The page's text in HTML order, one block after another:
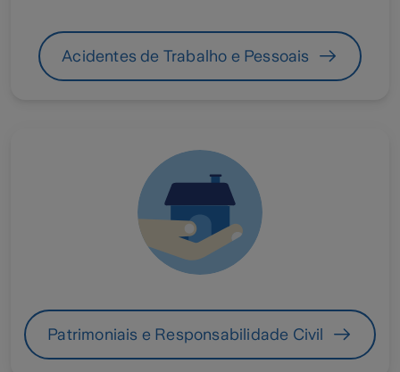
Acidentes de Trabalho e Pessoais
Patrimoniais e Responsabilidade Civil